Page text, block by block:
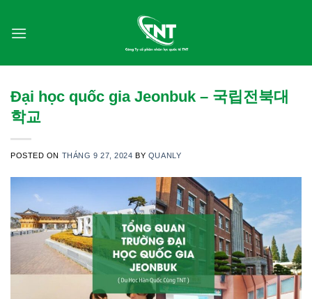
Đại học quốc gia Jeonbuk – 국립전북대
학교
POSTED ON THÁNG 9 27, 2024 BY QUANLY